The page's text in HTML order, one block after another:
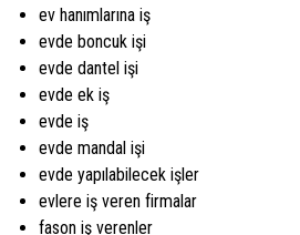
ev hanımlarına iş
evde boncuk işi
evde dantel işi
evde ek iş
evde iş
evde mandal işi
evde yapılabilecek işler
evlere iş veren firmalar
fason iş verenler